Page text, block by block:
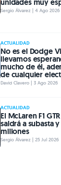
unidades muy
Sergio Álvarez | 4 Ago 2026
ACTUALIDAD
No es el Dodge
llevamos
mucho de él,
de cualquier
David Clavero | 3 Ago 2026
ACTUALIDAD
El McLaren F1
saldrá a subasta
millones
Sergio Álvarez | 25 Jul 2026